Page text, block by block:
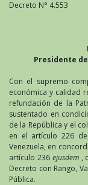
Decreto N° 4.553
Presidente
Con el supremo
económica y calidad
refundación de la
sustentado en
de la República y el
en el artículo 226
Venezuela, en
artículo 236 ejusdem,
Decreto con Rango,
Pública.